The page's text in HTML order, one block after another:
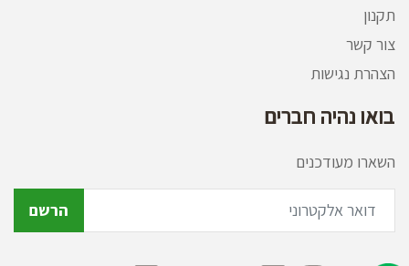
תקנון
צור קשר
הצהרת נגישות
בואו נהיה חברים
השארו מעודכנים
הרשם